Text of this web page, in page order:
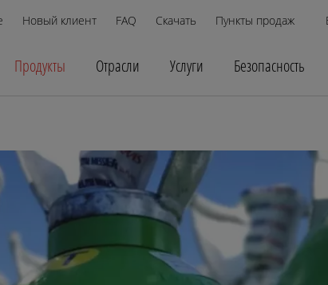
Новый клиент FAQ Скачать Пункты продаж
Продукты Отрасли Услуги Безопасность